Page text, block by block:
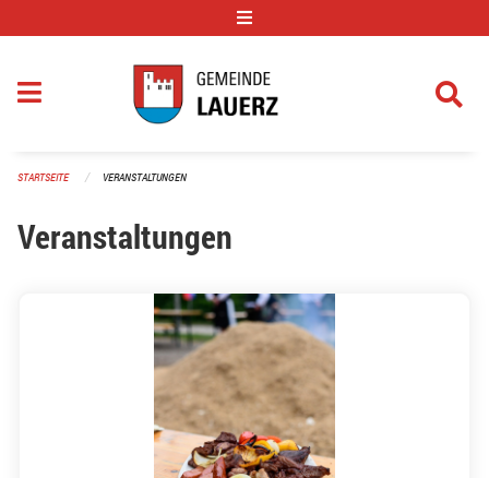
STARTSEITE VERANSTALTUNGEN
Veranstaltungen